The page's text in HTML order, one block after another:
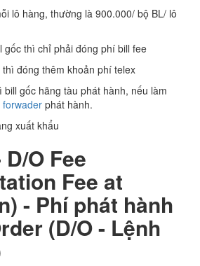
lô hàng, thường là 900.000/ bộ BL/ lô
chỉ phải đóng phí bill fee
thì đóng thêm khoản phí telex
gốc hãng tàu phát hành, nếu làm
forwader phát hành.
xuất khẩu
O Fee
Fee at
- Phí phát hành
(D/O - Lệnh